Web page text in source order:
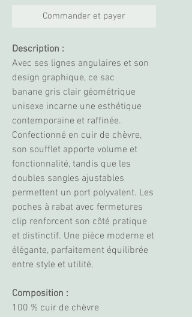
Commander et payer
Description :
Avec ses lignes angulaires et son
design graphique, ce sac
banane gris clair géométrique
unisexe incarne une esthétique
contemporaine et raffinée.
Confectionné en cuir de chèvre,
son soufflet apporte volume et
fonctionnalité, tandis que les
doubles sangles ajustables
permettent un port polyvalent. Les
poches à rabat avec fermetures
clip renforcent son côté pratique
et distinctif. Une pièce moderne et
élégante, parfaitement équilibrée
entre style et utilité.
Composition :
100 % cuir de chèvre